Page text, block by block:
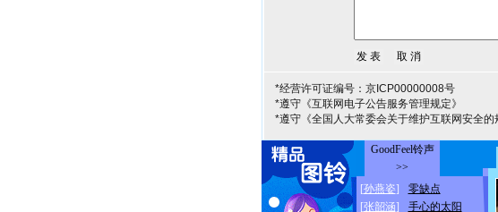
*经营许可证编号：京ICP00000008号
*遵守《互联网电子公告服务管理规定》
*遵守《全国人大常委会关于维护互联网安全的